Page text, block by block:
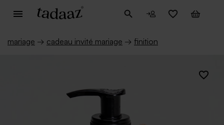
mariage → cadeau invité mariage → finition